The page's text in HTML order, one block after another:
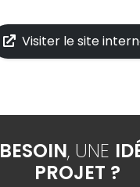
Visiter le site
BESOIN, UNE
PROJET ?